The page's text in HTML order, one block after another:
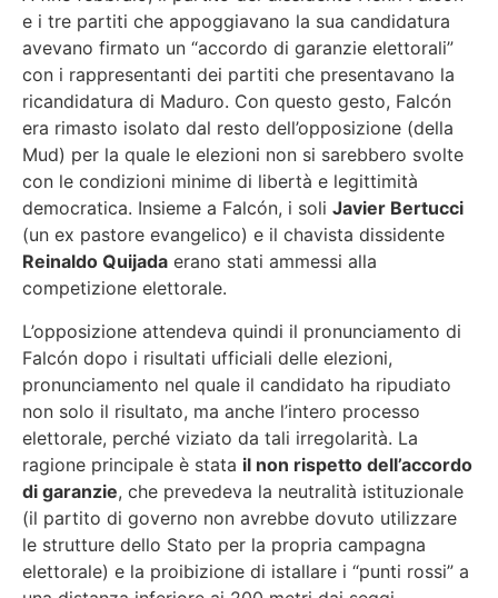
e i tre partiti che appoggiavano la sua candidatura
avevano firmato un “accordo di garanzie elettorali”
con i rappresentanti dei partiti che presentavano la
ricandidatura di Maduro. Con questo gesto, Falcón
era rimasto isolato dal resto dell’opposizione (della
Mud) per la quale le elezioni non si sarebbero svolte
con le condizioni minime di libertà e legittimità
democratica. Insieme a Falcón, i soli Javier Bertucci
(un ex pastore evangelico) e il chavista dissidente
Reinaldo Quijada erano stati ammessi alla
competizione elettorale.
L’opposizione attendeva quindi il pronunciamento di
Falcón dopo i risultati ufficiali delle elezioni,
pronunciamento nel quale il candidato ha ripudiato
non solo il risultato, ma anche l’intero processo
elettorale, perché viziato da tali irregolarità. La
ragione principale è stata il non rispetto dell’accordo
di garanzie, che prevedeva la neutralità istituzionale
(il partito di governo non avrebbe dovuto utilizzare
le strutture dello Stato per la propria campagna
elettorale) e la proibizione di istallare i “punti rossi” a